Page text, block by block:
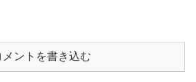
メントを書き込む